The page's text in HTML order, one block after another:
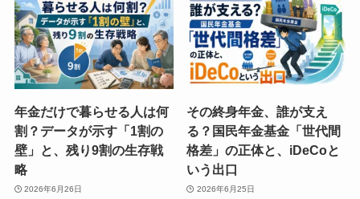
年金だけで暮らせる人は何
割？データが示す「1割の
壁」と、残り9割の生存戦
略
2026年6月26日
その終身年金、誰が支え
る？国民年金基金「世代間
格差」の正体と、iDeCoと
いう出口
2026年6月25日